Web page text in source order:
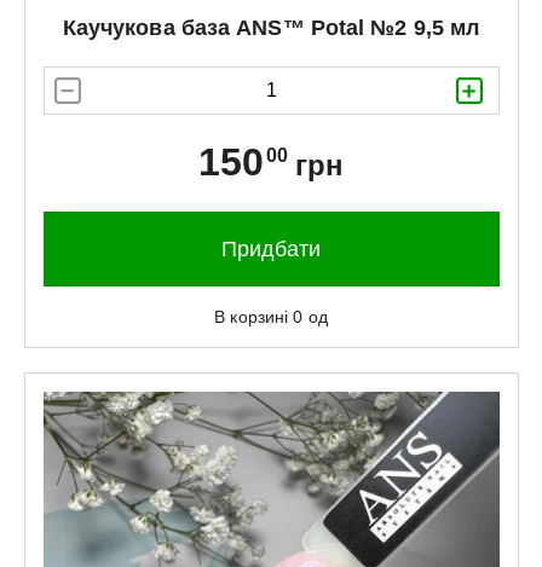
Каучукова базаANS™ Potal №2 9,5 мл
15000 грн
Придбати
В корзині0 од